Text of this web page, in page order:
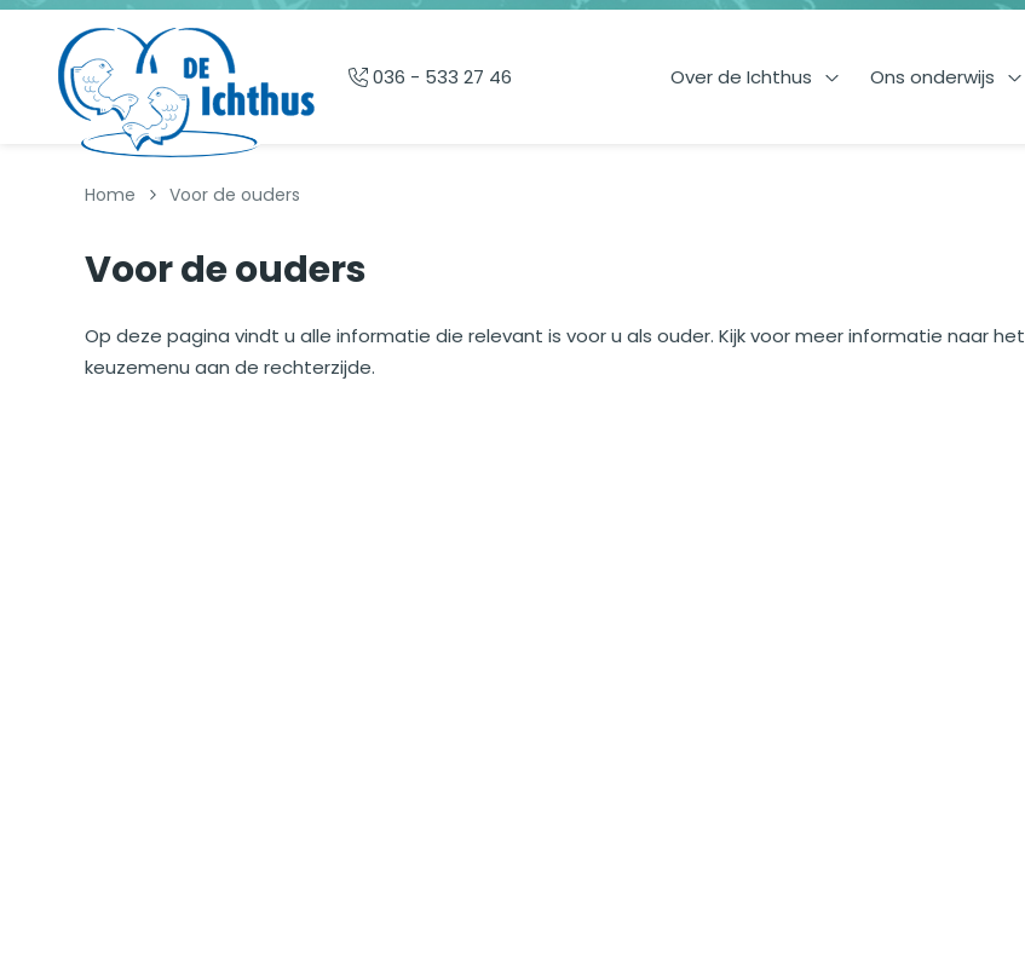
Overslaan en naar de inhoud gaan
036 - 533 27 46
Over de Ichthus
Open Over de Ichthus
Ons onderwijs
Home Voor de ouders
Voor de ouders
Op deze pagina vindt u alle informatie die relevant is voor u als ouder. Kijk voor meer informatie naar het
keuzemenu aan de rechterzijde.